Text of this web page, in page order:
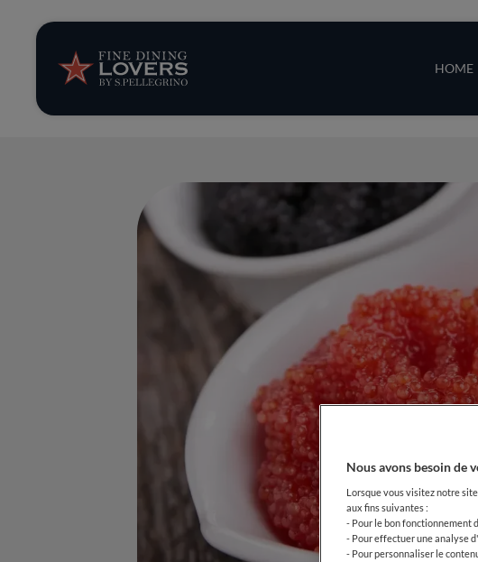
HOME
News et tendances
Recettes
Conseils et astuces
Séries
Nous avons besoin de
Lorsque vous visitez notre
aux fins suivantes :
- Pour le bon fonctionnement
- Pour effectuer une analyse
- Pour personnaliser le